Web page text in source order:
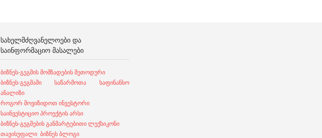
ᲡᲐᲮᲔᲚᲛᲫᲦᲕᲐᲜᲔᲚᲝᲔᲑᲘ ᲓᲐ
ᲡᲐᲘᲜᲤᲝᲠᲛᲐᲪᲘᲝ ᲛᲐᲡᲐᲚᲔᲑᲘ
ბიზნეს-გეგმის მომზადების მეთოდური
ბიზნეს-გეგმაში საწარმოთა საფინანსო
ანალიზი
როგორ მოვიზიდოთ ინვესტორი
საინვესტიციო პროექტის არსი
ბიზნეს-გეგმების განმარტებითი ლექსიკონი
თავისუფალი ბიზნეს ბლოგი